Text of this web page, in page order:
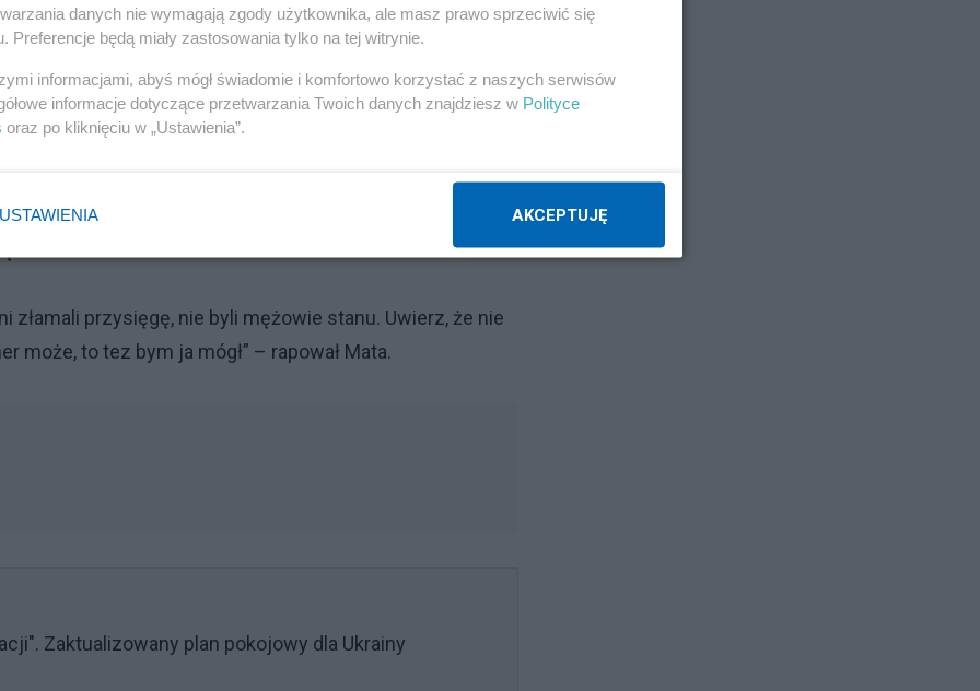
Arenie. W pewnym momencie koncertu raper
singla, w tekście którego znalazło się odniesienie do
prezydenta, powielając plotkę, jakoby w przeszłości
przeciwko Onetowi, który posłużył się w artykule z
Karol Nawrocki, a redakcja chciała po wyborach
też, że jako głowa państwa “złamałałby każde tabu”.
złamali przysięgę, nie byli mężowie stanu. Uwierz, że nie
może, to tez bym ja mógł” – rapował Mata.
Zaktualizowany plan pokojowy dla Ukrainy
danych nie wymagają zgody użytkownika, ale masz prawo sprzeciwić się
Preferencje będą miały zastosowania tylko na tej witrynie.
informacjami, abyś mógł świadomie i komfortowo korzystać z naszych serwisów
informacje dotyczące przetwarzania Twoich danych znajdziesz w Polityce
oraz po kliknięciu w „Ustawienia”.
USTAWIENIA AKCEPTUJĘ